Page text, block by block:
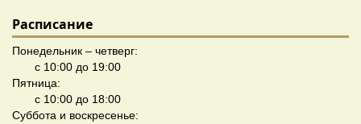
Расписание
Понедельник – четверг:
с 10:00 до 19:00
Пятница:
с 10:00 до 18:00
Суббота и воскресенье: